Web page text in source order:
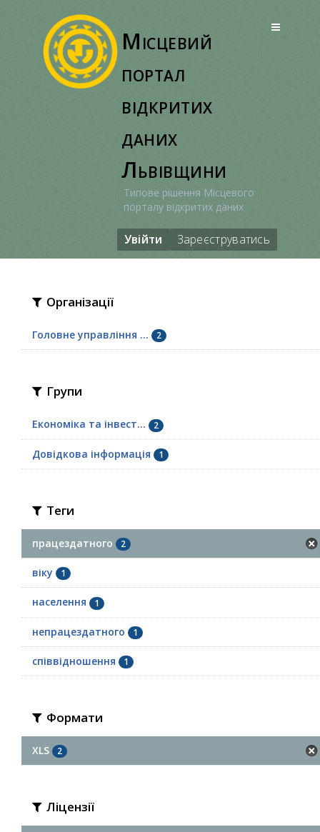
Місцевий
портал
відкритих
даних
Львівщини
Типове рішення Місцевого
порталу відкритих даних
Увійти Зареєструватись
Організації
Головне управління ... 2
Групи
Економіка та інвест... 2
Довідкова інформація 1
Теги
працездатного 2
віку 1
населення 1
непрацездатного 1
співвідношення 1
Формати
XLS 2
Ліцензії